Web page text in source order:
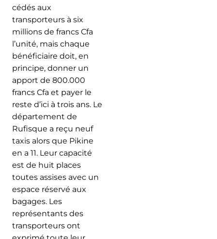
cédés aux
transporteurs à six
millions de francs Cfa
l’unité, mais chaque
bénéficiaire doit, en
principe, donner un
apport de 800.000
francs Cfa et payer le
reste d’ici à trois ans. Le
département de
Rufisque a reçu neuf
taxis alors que Pikine
en a 11. Leur capacité
est de huit places
toutes assises avec un
espace réservé aux
bagages. Les
représentants des
transporteurs ont